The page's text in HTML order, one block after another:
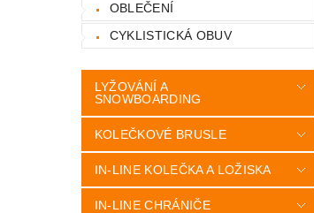
OBLEČENÍ
CYKLISTICKÁ OBUV
LYŽOVÁNÍ A
SNOWBOARDING
KOLEČKOVÉ BRUSLE
IN-LINE KOLEČKA A LOŽISKA
IN-LINE CHRÁNIČE